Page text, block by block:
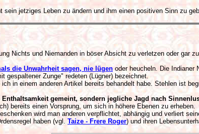
sein jetziges Leben zu ändern und ihm einen positiven Sinn zu
Nichts und Niemanden in böser Absicht zu verletzen oder gar
die Unwahrheit sagen, nie lügen oder heucheln. Die Indianer
gespaltener Zunge" redeten (Lügner) bezeichnet.
ich in einem anderen Artikel bereits behandelt habe. Stehlen ist
gemeint, sondern jegliche Jagd nach
bereits einen Vorsprung, um sich in höhere Ebenen zu erheben.
wird man anderen verpflichtet, abhängig und verliert
haben (vgl. Taize - Frere Roger) und ihren